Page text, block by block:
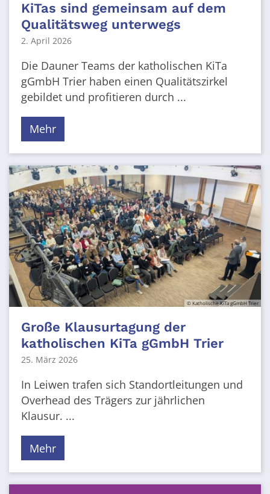
KiTas sind gemeinsam auf dem
Qualitätsweg unterwegs
2. April 2026
Die Dauner Teams der katholischen KiTa
gGmbH Trier haben einen Qualitätszirkel
gebildet und profitieren durch ...
Mehr
© Katholische KiTa gGmbH Trier
Große Klausurtagung der
katholischen KiTa gGmbH Trier
25. März 2026
In Leiwen trafen sich Standortleitungen und
Overhead des Trägers zur jährlichen
Klausur. ...
Mehr